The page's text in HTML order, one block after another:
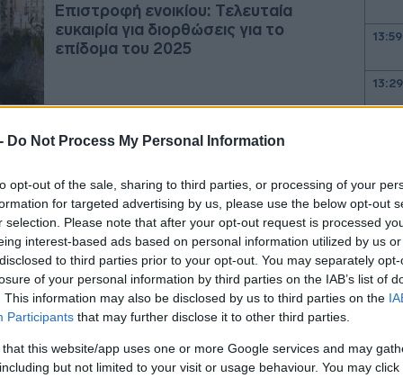
Do Not Process My Personal Information
opt-out of the sale, sharing to third parties, or processing of your
for targeted advertising by us, please use the below opt-out
selection. Please note that after your opt-out request is processed
interest-based ads based on personal information utilized by us
to third parties prior to your opt-out. You may separately
of your personal information by third parties on the IAB’s list of
This information may also be disclosed by us to third parties on the
Participants that may further disclose it to other third parties.
that this website/app uses one or more Google services and may
but not limited to your visit or usage behaviour. You may
Επιστροφή ενοικίου: Τελευταία
ευκαιρία για διορθώσεις για το
επίδομα του 2025
23-12-2025 12:09
Επίδομα θέρμανσης: Πάνω από 124
εκατ. ευρώ καταβλήθηκαν σε 1,17
εκατ. δικαιούχους
Newsroom
13:59
13:29
12:56
12:50
12:34
12:21